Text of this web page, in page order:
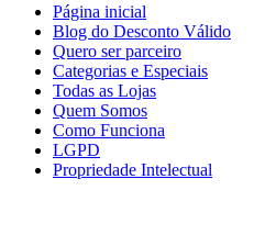
Página inicial
Blog do Desconto Válido
Quero ser parceiro
Categorias e Especiais
Todas as Lojas
Quem Somos
Como Funciona
LGPD
Propriedade Intelectual